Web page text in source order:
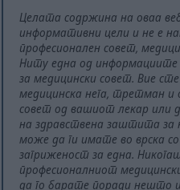
Целата содржина на оваа
информативни цели и не е
професионален совет,
Ниту една од информациите
за медицински совет. Вие
медицинска нега, третман и
совет од вашиот лекар или
на здравствена заштита
може да ги имате во врска
загриженост за една.
професионалниот
да го барате поради нешто